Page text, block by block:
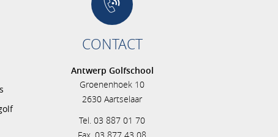
CONTACT
Antwerp Golfschool
Groenenhoek 10
2630 Aartselaar
Tel. 03 887 01 70